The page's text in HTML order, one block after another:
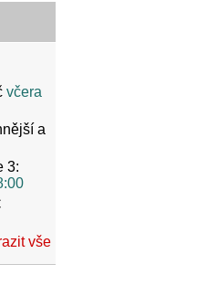
včera
a
3:
vše